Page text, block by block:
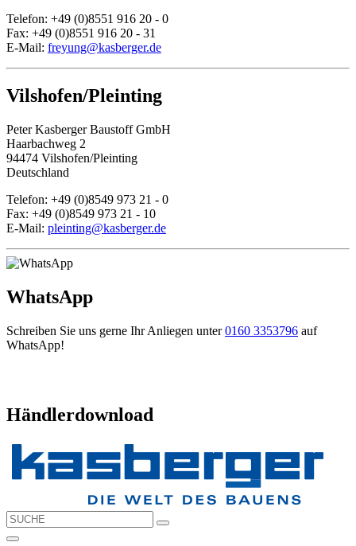
Telefon: +49 (0)8551 916 20 - 0
Fax: +49 (0)8551 916 20 - 31
E-Mail: freyung@kasberger.de
Vilshofen/Pleinting
Peter Kasberger Baustoff GmbH
Haarbachweg 2
94474 Vilshofen/Pleinting
Deutschland
Telefon: +49 (0)8549 973 21 - 0
Fax: +49 (0)8549 973 21 - 10
E-Mail: pleinting@kasberger.de
WhatsApp
Schreiben Sie uns gerne Ihr Anliegen unter0160 3353796 auf
WhatsApp!
Händlerdownload